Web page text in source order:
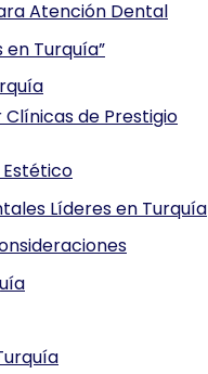
Atención Dental
Turquía”
de Prestigio
Estético
Líderes en Turquía